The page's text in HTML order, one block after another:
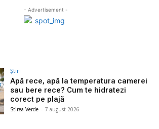
- Advertisement -
Știri
Apă rece, apă la temperatura camerei
sau bere rece? Cum te hidratezi
corect pe plajă
Stirea Verde - 7 august 2026